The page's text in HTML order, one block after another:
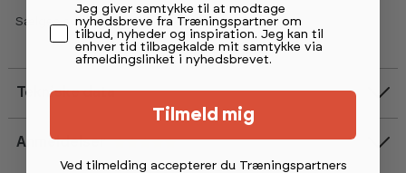
Sælges som et par.
Tekniske data
Anmeldelser
Vurdering:
5.0 ud af 5 stjerner
Permission tekst
Jeg giver samtykke til at modtage
nyhedsbreve fra Træningspartner om
tilbud, nyheder og inspiration. Jeg kan til
enhver tid tilbagekalde mit samtykke via
afmeldingslinket i nyhedsbrevet.
Tilmeld mig
Ved tilmelding accepterer du Træningspartners